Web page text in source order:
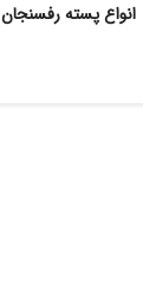
انواع پسته رفسنجان